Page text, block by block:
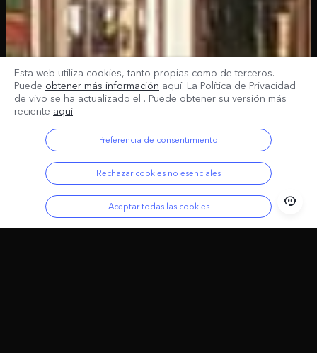
Esta web utiliza cookies, tanto propias como de terceros.
Puede obtener más información aquí. La Política de Privacidad
de vivo se ha actualizado el . Puede obtener su versión más
reciente aquí.
Preferencia de consentimiento
Rechazar cookies no esenciales
Aceptar todas las cookies